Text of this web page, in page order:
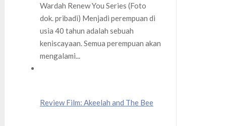
Wardah Renew You Series (Foto
dok. pribadi) Menjadi perempuan di
usia 40 tahun adalah sebuah
keniscayaan. Semua perempuan akan
mengalami...
Review Film: Akeelah and The Bee